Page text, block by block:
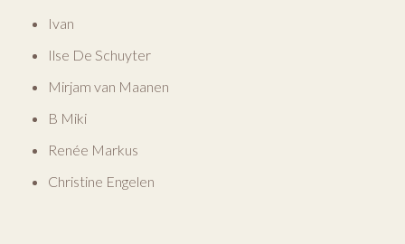
Ivan
Ilse De Schuyter
Mirjam van Maanen
B Miki
Renée Markus
Christine Engelen